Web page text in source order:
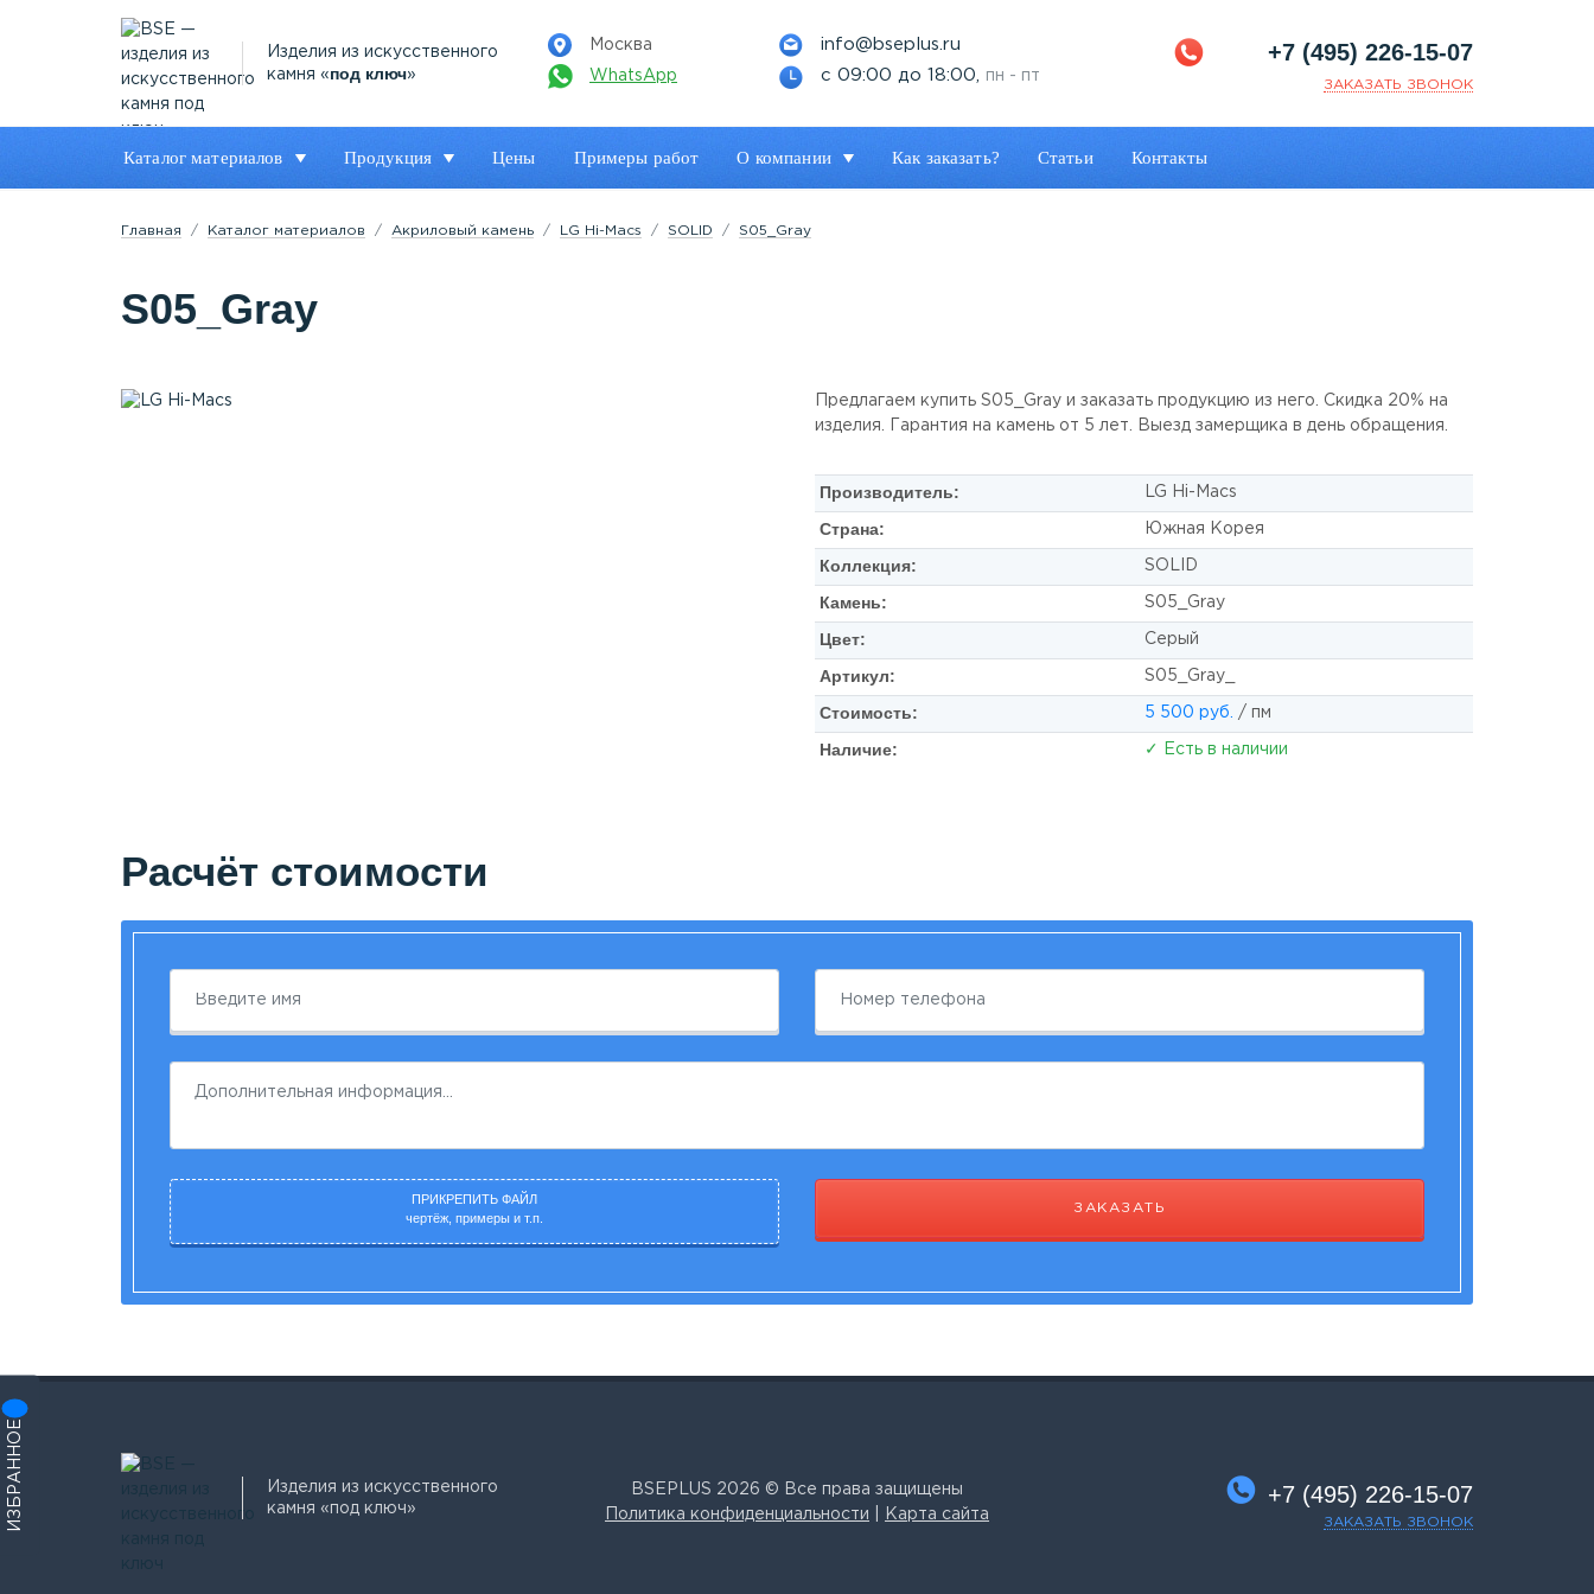
Изделия из искусственного
камня «под ключ»
Москва
WhatsApp
info@bseplus.ru
с 09:00 до 18:00,
пн - пт
+7 (495) 226-15-07
ЗАКАЗАТЬ ЗВОНОК
Каталог материалов Продукция Цены Примеры работ О компании Как заказать? Статьи Контакты
Главная Каталог материалов Акриловый камень LG Hi-Macs SOLID S05_Gray
S05_Gray
ИЗБРАННОЕ
Предлагаем купить S05_Gray и заказать продукцию из него. Скидка 20% на
изделия. Гарантия на камень от 5 лет. Выезд замерщика в день обращения.
Производитель: LG Hi-Macs
Страна: Южная Корея
Коллекция: SOLID
Камень: S05_Gray
Цвет: Серый
Артикул: S05_Gray_
Стоимость: 5 500 руб. / пм
Наличие: ✓ Есть в наличии
Расчёт стоимости
ПРИКРЕПИТЬ ФАЙЛ
чертёж, примеры и т.п.
ЗАКАЗАТЬ
Изделия из искусственного
камня «под ключ»
BSEPLUS 2026 © Все права защищены
Политика конфиденциальности
Карта сайта
+7 (495) 226-15-07
ЗАКАЗАТЬ ЗВОНОК